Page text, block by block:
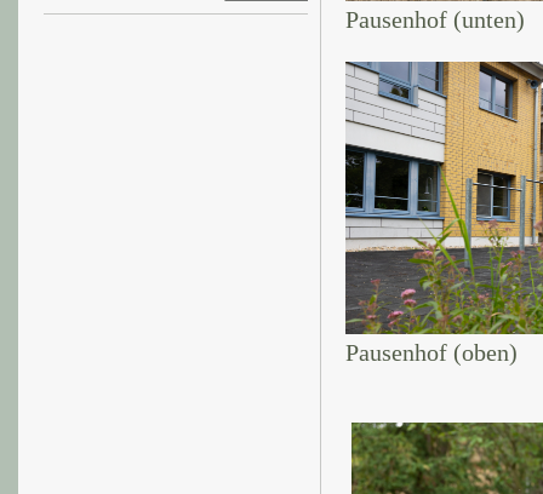
Pausenhof (unten)
Pausenhof (oben)